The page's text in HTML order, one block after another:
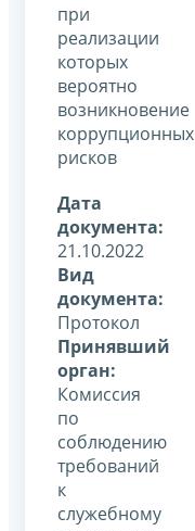
при
реализации
которых
вероятно
возникновение
коррупционных
рисков
Дата
документа:
21.10.2022
Вид
документа:
Протокол
Принявший
орган:
Комиссия
по
соблюдению
требований
к
служебному